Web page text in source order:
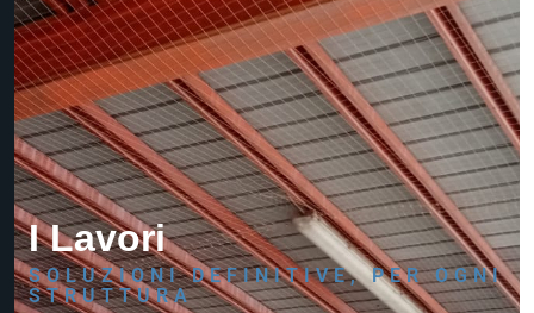
I Lavori
SOLUZIONI DEFINITIVE, PER OGNI
STRUTTURA